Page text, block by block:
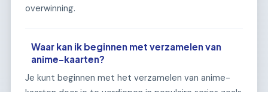
overwinning.
Waar kan ik beginnen met verzamelen van
anime-kaarten?
Je kunt beginnen met het verzamelen van anime-